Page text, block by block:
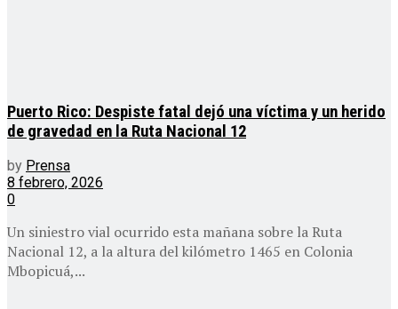
Puerto Rico: Despiste fatal dejó una víctima y un herido
de gravedad en la Ruta Nacional 12
by Prensa
8 febrero, 2026
0
Un siniestro vial ocurrido esta mañana sobre la Ruta
Nacional 12, a la altura del kilómetro 1465 en Colonia
Mbopicuá,...